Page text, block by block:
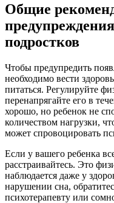
Общие
подростков
Чтобы предупредить
необходимо вести
питаться. Регулируйте
перенапрягайте его в
хорошо, но ребенок не
количеством нагрузки,
может спровоцировать
Если у вашего ребенка
расстраивайтесь. Это
наблюдается даже у
нарушении сна,
психотерапевту или